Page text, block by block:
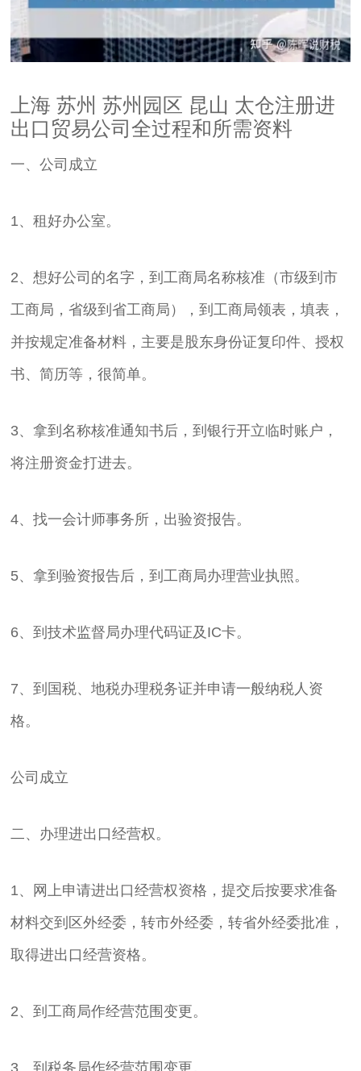
上海 苏州 苏州园区 昆山 太仓注册进
出口贸易公司全过程和所需资料
一、公司成立
1、租好办公室。
2、想好公司的名字，到工商局名称核准（市级到市
工商局，省级到省工商局），到工商局领表，填表，
并按规定准备材料，主要是股东身份证复印件、授权
书、简历等，很简单。
3、拿到名称核准通知书后，到银行开立临时账户，
将注册资金打进去。
4、找一会计师事务所，出验资报告。
5、拿到验资报告后，到工商局办理营业执照。
6、到技术监督局办理代码证及IC卡。
7、到国税、地税办理税务证并申请一般纳税人资
格。
公司成立
二、办理进出口经营权。
1、网上申请进出口经营权资格，提交后按要求准备
材料交到区外经委，转市外经委，转省外经委批准，
取得进出口经营资格。
2、到工商局作经营范围变更。